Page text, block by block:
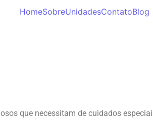
HomeSobreUnidadesContatoBlog
que necessitam de cuidados